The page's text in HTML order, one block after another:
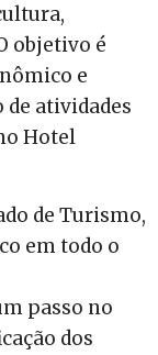
objetivo é
e
atividades
Hotel
de Turismo,
em todo o
passo no
dos